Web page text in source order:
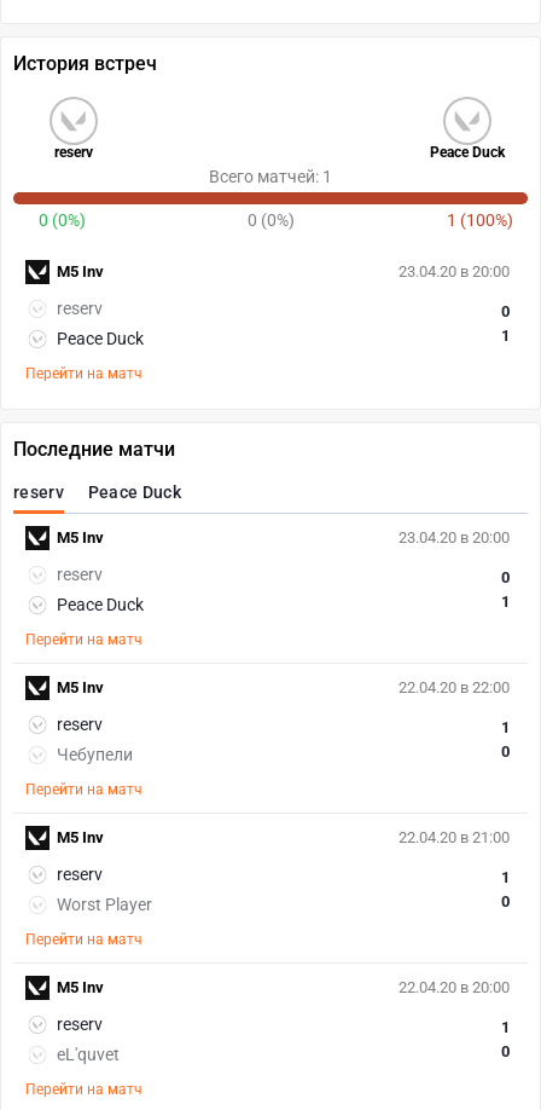
История встреч
reserv Peace Duck
Всего матчей: 1
0 (0%) 0 (0%) 1 (100%)
23.04.20 в 20:00
reserv
Peace Duck
0
1
Перейти на матч
M5 Inv
Последние матчи
reserv Peace Duck
23.04.20 в 20:00
reserv
Peace Duck
0
1
Перейти на матч
M5 Inv
22.04.20 в 22:00
reserv
Чебупели
1
0
Перейти на матч
M5 Inv
22.04.20 в 21:00
reserv
Worst Player
1
0
Перейти на матч
M5 Inv
22.04.20 в 20:00
reserv
eL'quvet
1
0
Перейти на матч
M5 Inv